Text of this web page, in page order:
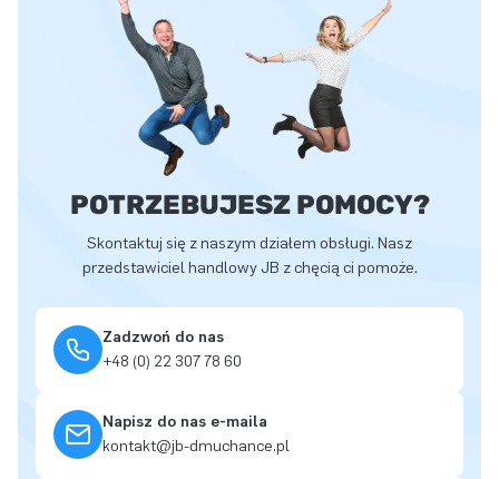
POTRZEBUJESZ POMOCY?
Skontaktuj się z naszym działem obsługi. Nasz
przedstawiciel handlowy JB z chęcią ci pomoże.
Zadzwoń do nas
+48 (0) 22 307 78 60
Napisz do nas e-maila
kontakt@jb-dmuchance.pl